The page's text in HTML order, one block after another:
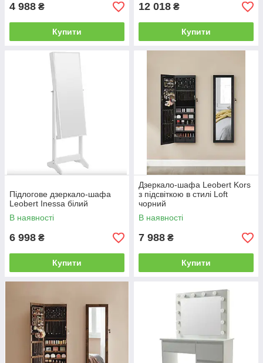
4 988 ₴
Купити
12 018 ₴
Купити
Підлогове дзеркало-шафа
Leobert Inessa білий
В наявності
6 998 ₴
Купити
Дзеркало-шафа Leobert Kors
з підсвіткою в стилі Loft
чорний
В наявності
7 988 ₴
Купити